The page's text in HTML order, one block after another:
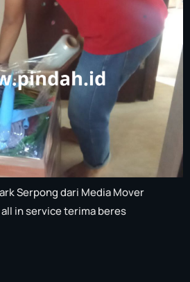
Serpong dari Media Mover
in service terima beres